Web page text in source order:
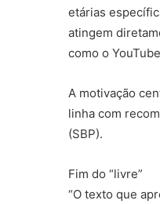
etárias
atingem
como o
A motivação
linha com
(SBP).
Fim do “livre”
“O texto que